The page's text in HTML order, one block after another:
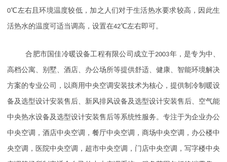
0℃左右且环境温度较低，加之人们对于生活热水要求较高，因此生
活热水的温度可适当调高，设置在42℃左右即可。
合肥市国佳冷暖设备工程有限公司成立于2003年，是专为中、
高档公寓、别墅、酒店、办公场所等提供舒适、健康、智能环境解决
方案的专业公司，以商用中央空调安装技术为核心，提供制冷制暖设
备及选型设计安装售后、新风排风设备及选型设计安装售后、空气能
中央热水设备及选型设计安装售后等系统性服务。专注于为企业办公
中央空调，酒店中央空调，餐厅中央空调，商场中央空调，办公楼中
央空调，医院中央空调，超市中央空调，门店中央空调，写字楼中央